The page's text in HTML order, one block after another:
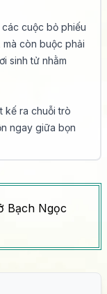
cuộc bỏ phiếu
còn buộc phải
sinh tử nhằm
kế ra chuỗi trò
ngay giữa bọn
Bạch Ngọc